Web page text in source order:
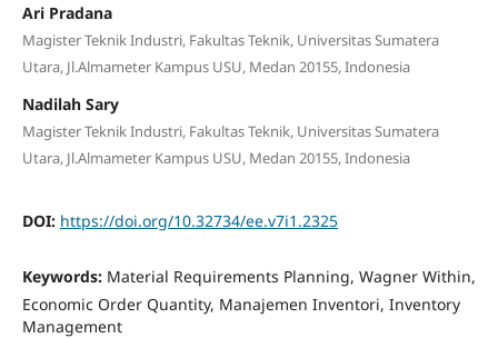
Ari Pradana
Magister Teknik Industri, Fakultas Teknik, Universitas Sumatera
Utara, Jl.Almameter Kampus USU, Medan 20155, Indonesia
Nadilah Sary
Magister Teknik Industri, Fakultas Teknik, Universitas Sumatera
Utara, Jl.Almameter Kampus USU, Medan 20155, Indonesia
DOI: https://doi.org/10.32734/ee.v7i1.2325
Keywords: Material Requirements Planning, Wagner Within,
Economic Order Quantity, Manajemen Inventori, Inventory
Management